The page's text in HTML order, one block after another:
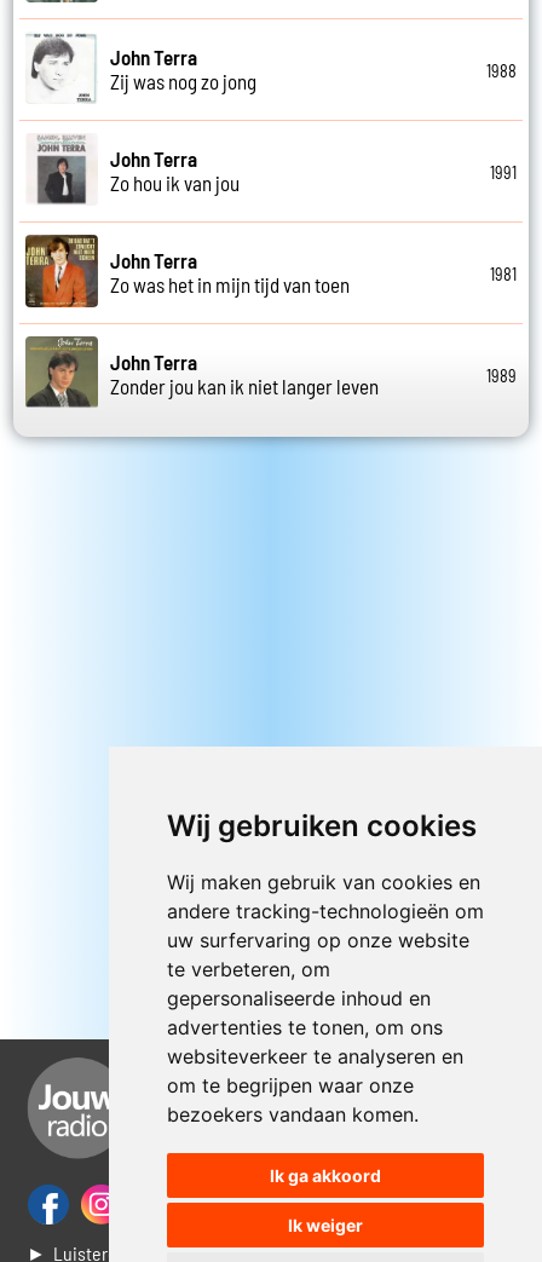
Wij gebruiken cookies
Wij maken gebruik van cookies en
andere tracking-technologieën om
uw surfervaring op onze website
te verbeteren, om
gepersonaliseerde inhoud en
advertenties te tonen, om ons
websiteverkeer te analyseren en
om te begrijpen waar onze
bezoekers vandaan komen.
Ik ga akkoord
Ik weiger
John Terra
Zij was nog zo jong
1988
John Terra
Zo hou ik van jou
1991
John Terra
Zo was het in mijn tijd van toen
1981
John Terra
Zonder jou kan ik niet langer leven
1989
► Luisteren naar Jouwradio